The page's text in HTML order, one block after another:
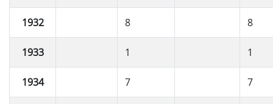
1932 8 8
1933 1 1
1934 7 7